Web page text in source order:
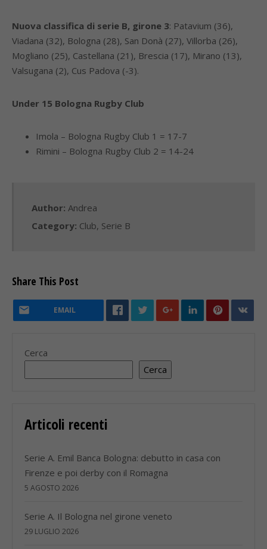
Nuova classifica di serie B, girone 3: Patavium (36),
Viadana (32), Bologna (28), San Donà (27), Villorba (26),
Mogliano (25), Castellana (21), Brescia (17), Mirano (13),
Valsugana (2), Cus Padova (-3).
Under 15 Bologna Rugby Club
Imola – Bologna Rugby Club 1 = 17-7
Rimini – Bologna Rugby Club 2 = 14-24
Author: Andrea
Category: Club, Serie B
Share This Post
EMAIL
Cerca
Cerca
Articoli recenti
Serie A. Emil Banca Bologna: debutto in casa con
Firenze e poi derby con il Romagna
5 AGOSTO 2026
Serie A. Il Bologna nel girone veneto
29 LUGLIO 2026